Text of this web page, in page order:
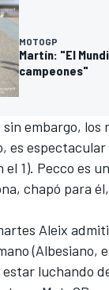
MOTOGP
Martín: "El
campeones"
embargo, los
es
el 1). Pecco es
chapó para
Aleix
(Albesiano,
estar luchando